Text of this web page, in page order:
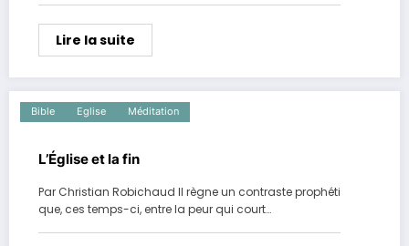
Lire la suite
Bible Eglise Méditation
L’Église et la fin
Par Christian Robichaud Il règne un contraste prophéti
que, ces temps-ci, entre la peur qui court…